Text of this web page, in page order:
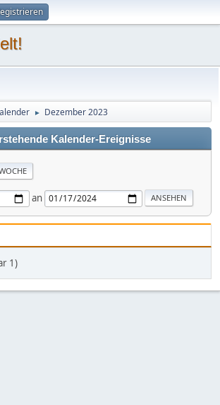
► Dezember 2023
Kalender-Ereignisse
an
1)